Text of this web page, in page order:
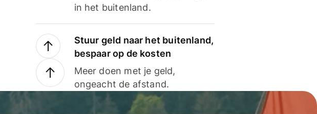
in het buitenland.
Stuur geld naar het buitenland,
bespaar op de kosten
Meer doen met je geld,
ongeacht de afstand.